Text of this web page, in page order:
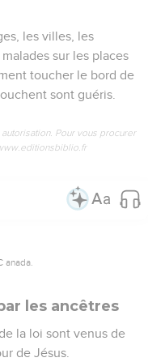
les villes, les
sur les places
toucher le bord de
sont guéris.
Pour vous procurer
anada.
les ancêtres
la loi sont venus de
de Jésus.